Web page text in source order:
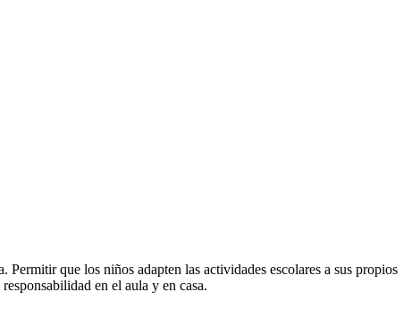
que los niños adapten las actividades escolares a sus propios
en el aula y en casa.